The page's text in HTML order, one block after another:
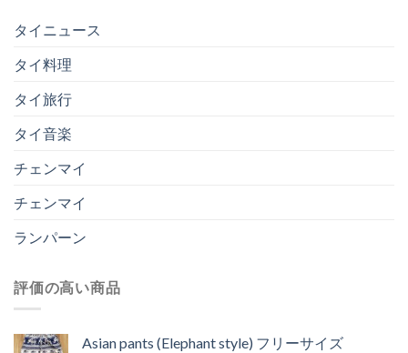
タイニュース
タイ料理
タイ旅行
タイ音楽
チェンマイ
チェンマイ
ランパーン
評価の高い商品
Asian pants (Elephant style) フリーサイズ